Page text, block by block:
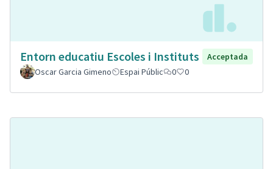
Entorn educatiu Escoles i Instituts
Acceptada
Oscar Garcia Gimeno
Espai Públic 0 0